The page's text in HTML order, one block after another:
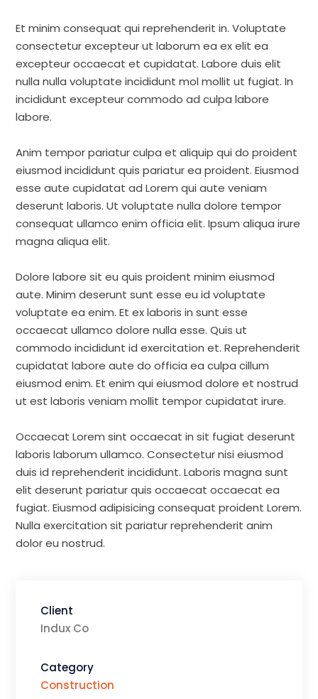
Et minim consequat qui reprehenderit in. Voluptate
consectetur excepteur ut laborum ea ex elit ea
excepteur occaecat et cupidatat. Labore duis elit
nulla nulla voluptate incididunt mol mollit ut fugiat. In
incididunt excepteur commodo ad culpa labore
labore.
Anim tempor pariatur culpa et aliquip qui do proident
eiusmod incididunt quis pariatur ea proident. Eiusmod
esse aute cupidatat ad Lorem qui aute veniam
deserunt laboris. Ut voluptate nulla dolore tempor
consequat ullamco enim officia elit. Ipsum aliqua irure
magna aliqua elit.
Dolore labore sit eu quis proident minim eiusmod
aute. Minim deserunt sunt esse eu id voluptate
voluptate ea enim. Et ex laboris in sunt esse
occaecat ullamco dolore nulla esse. Quis ut
commodo incididunt id exercitation et. Reprehenderit
cupidatat labore aute do officia ea culpa cillum
eiusmod enim. Et enim qui eiusmod dolore et nostrud
ut est laboris veniam mollit tempor cupidatat irure.
Occaecat Lorem sint occaecat in sit fugiat deserunt
laboris laborum ullamco. Consectetur nisi eiusmod
duis id reprehenderit incididunt. Laboris magna sunt
elit deserunt pariatur quis occaecat occaecat ea
fugiat. Eiusmod adipisicing consequat proident Lorem.
Nulla exercitation sit pariatur reprehenderit anim
dolor eu nostrud.
Client
Indux Co
Category
Construction